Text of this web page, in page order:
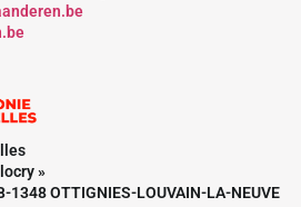
»
1348 OTTIGNIES-LOUVAIN-LA-NEUVE